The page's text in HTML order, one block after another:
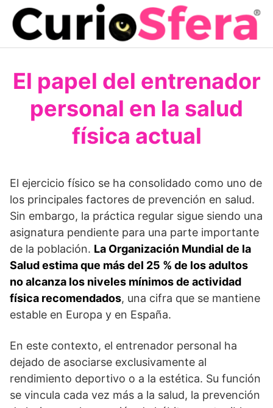
Saltar
contenido
El papel del entrenador
personal en la salud
física actual
El ejercicio físico se ha consolidado como uno de
los principales factores de prevención en salud.
Sin embargo, la práctica regular sigue siendo una
asignatura pendiente para una parte importante
de la población. La Organización Mundial de la
Salud estima que más del 25 % de los adultos
no alcanza los niveles mínimos de actividad
física recomendados, una cifra que se mantiene
estable en Europa y en España.
En este contexto, el entrenador personal ha
dejado de asociarse exclusivamente al
rendimiento deportivo o a la estética. Su función
se vincula cada vez más a la salud, la prevención